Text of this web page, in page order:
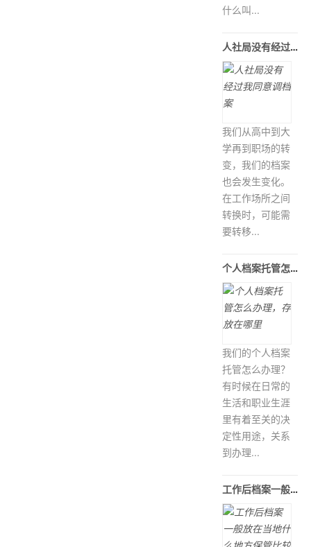
什么叫...
人社局没有经过我同意调档案
我们从高中到大
学再到职场的转
变，我们的档案
也会发生变化。
在工作场所之间
转换时，可能需
要转移...
个人档案托管怎么办理，存放在哪里
我们的个人档案
托管怎么办理？
有时候在日常的
生活和职业生涯
里有着至关的决
定性用途，关系
到办理...
工作后档案一般放在当地什么地方保